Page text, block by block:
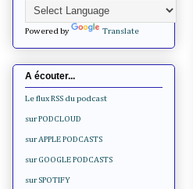
Powered by Translate
A écouter...
Le flux RSS du podcast
sur PODCLOUD
sur APPLE PODCASTS
sur GOOGLE PODCASTS
sur SPOTIFY